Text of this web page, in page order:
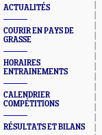
ACTUALITÉS
COURIR EN PAYS DE
GRASSE
HORAIRES
ENTRAINEMENTS
CALENDRIER
COMPÉTITIONS
RÉSULTATS ET BILANS